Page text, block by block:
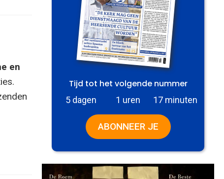
en
Tijd tot het volgende nummer
5 dagen 1 uren 17 minuten
ABONNEER JE